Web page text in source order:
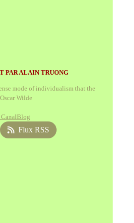
PAR ALAIN TRUONG
mode of individualism that the
Wilde
CanalBlog
Flux RSS